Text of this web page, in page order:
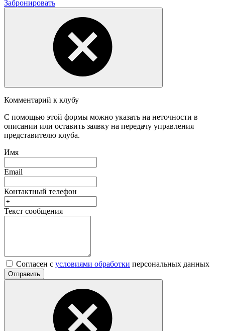
Забронировать
Комментарий к клубу
С помощью этой формы можно указать на неточности в
описании или оставить заявку на передачу управления
представителю клуба.
Имя
Email
Контактный телефон
Текст сообщения
Согласен с условиями обработки персональных данных
Отправить